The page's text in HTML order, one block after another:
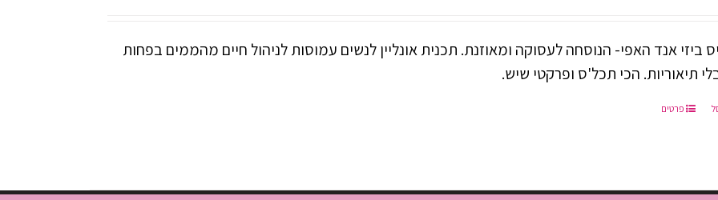
₪497.00.
₪197.00.
ביזי אנד האפי- הנוסחה לעסוקה ומאוזנת. תכנית אונליין לנשים עמוסות לניהול חיים מהממים בפחות
תיאוריות. הכי תכל'ס ופרקטי שיש.
פרטים